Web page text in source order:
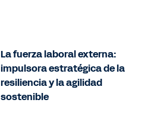
La fuerza laboral externa:
impulsora estratégica de la
resiliencia y la agilidad
sostenible